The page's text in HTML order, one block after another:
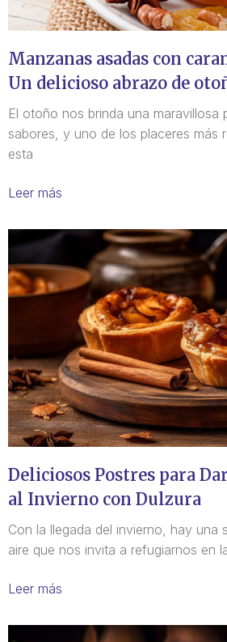
Manzanas asadas con
Un delicioso abrazo de
El otoño nos brinda una maravillosa
sabores, y uno de los placeres más
esta
Leer más
Deliciosos Postres para
al Invierno con Dulzura
Con la llegada del invierno, hay una
aire que nos invita a refugiarnos en
Leer más